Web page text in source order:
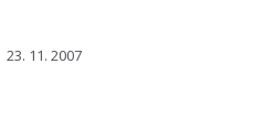
23. 11. 2007